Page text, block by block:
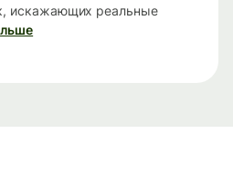
искажающих реальные